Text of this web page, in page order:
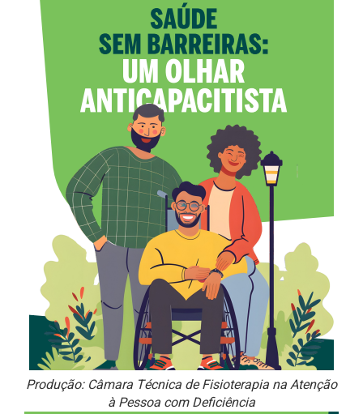
Produção: Câmara Técnica de Fisioterapia na Atenção
à Pessoa com Deficiência